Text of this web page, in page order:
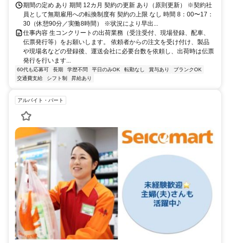
期間の定め あり 期間 12カ月 契約の更新 あり（原則更新） ※契約社
員として無期雇用への転換制度有 契約の上限 なし 時間 8：00〜17：
30（休憩90分／実働8時間） ※状況により早出...
仕事内容 生コンクリートの出荷業務（受注受付、現場登録、配車、
伝票発行等）をお願いします。 依頼者からの注文を受け付け、製品
や現場名などの登録後、運送会社に必要台数を依頼し、出荷時は伝票
発行を行います...
60代も応募可 長期 学歴不問 平日のみOK 転勤なし 賞与あり
ブランクOK
交通費支給
シフト制 昇給あり
アルバイト・パート